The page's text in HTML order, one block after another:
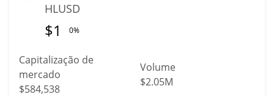
HLUSD
$1 0%
Capitalização de
mercado
$584,538
Volume
$2.05M